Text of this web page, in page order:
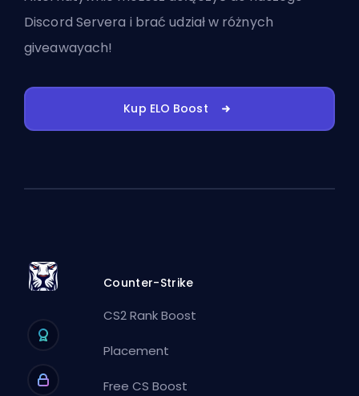
Discord Servera i brać udział w różnych
giveawayach!
Kup ELO Boost
Counter-Strike
CS2 Rank Boost
Placement
Free CS Boost